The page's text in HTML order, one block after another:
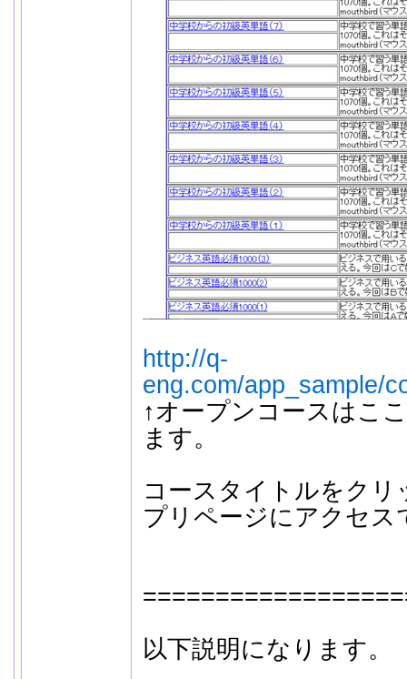
http://q-
eng.com/app_sample/
↑オープンコースはこ
ます。
コースタイトルをク
プリページにアクセス
以下説明になります。